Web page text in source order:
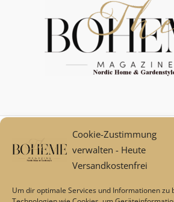
Cookie-Zustimmung
verwalten - Heute
Versandkostenfrei
Um dir optimale Services und Informationen zu
Mein Konto
Zahlungsarten
Versand und
AGB